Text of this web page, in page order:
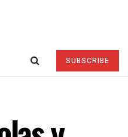
SUBSCRIBE